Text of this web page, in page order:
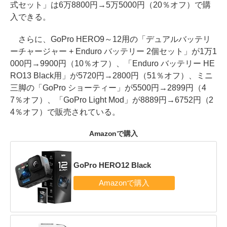
式セット」は6万8800円→5万5000円（20％オフ）で購
入できる。
さらに、GoPro HERO9～12用の「デュアルバッテリ
ーチャージャー + Enduro バッテリー 2個セット」が1万1
000円→9900円（10％オフ）、「Enduro バッテリー HE
RO13 Black用」が5720円→2800円（51％オフ）、ミニ
三脚の「GoPro ショーティー」が5500円→2899円（4
7％オフ）、「GoPro Light Mod」が8889円→6752円（2
4％オフ）で販売されている。
Amazonで購入
GoPro HERO12 Black